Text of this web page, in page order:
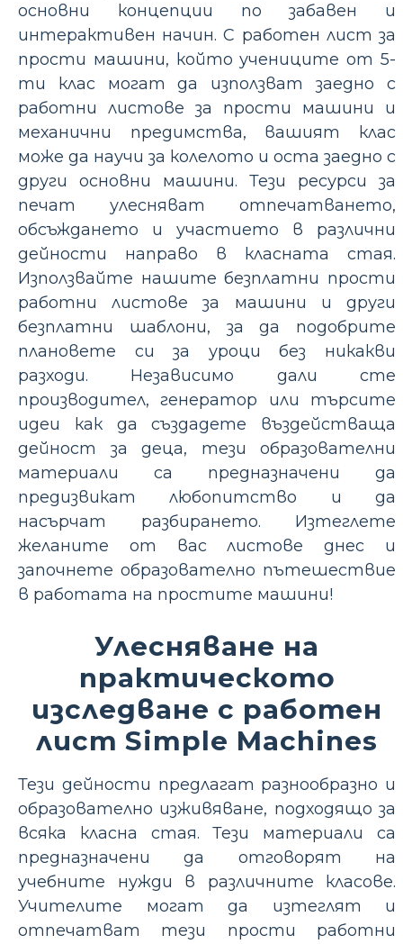
основни концепции по забавен и
интерактивен начин. С работен лист за
прости машини, който учениците от 5-
ти клас могат да използват заедно с
работни листове за прости машини и
механични предимства, вашият клас
може да научи за колелото и оста заедно с
други основни машини. Тези ресурси за
печат улесняват отпечатването,
обсъждането и участието в различни
дейности направо в класната стая.
Използвайте нашите безплатни прости
работни листове за машини и други
безплатни шаблони, за да подобрите
плановете си за уроци без никакви
разходи. Независимо дали сте
производител, генератор или търсите
идеи как да създадете въздействаща
дейност за деца, тези образователни
материали са предназначени да
предизвикат любопитство и да
насърчат разбирането. Изтеглете
желаните от вас листове днес и
започнете образователно пътешествие
в работата на простите машини!
Улесняване на
практическото
изследване с работен
лист Simple Machines
Тези дейности предлагат разнообразно и
образователно изживяване, подходящо за
всяка класна стая. Тези материали са
предназначени да отговорят на
учебните нужди в различните класове.
Учителите могат да изтеглят и
отпечатват тези прости работни